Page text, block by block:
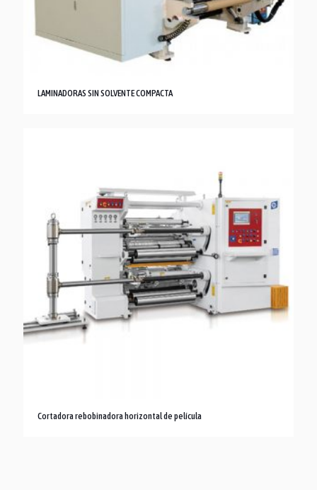
LAMINADORAS SIN SOLVENTE COMPACTA
Cortadora rebobinadora horizontal de película